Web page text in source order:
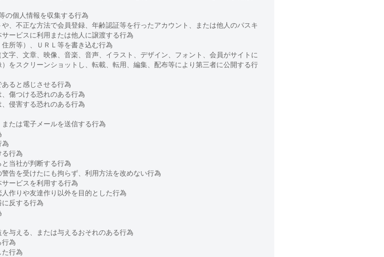
の個人情報を収集する行為
、不正な方法で会員登録、年齢認証等を行ったアカウント、または他人のパスキ
ービスに利用または他人に譲渡する行為
所等）、ＵＲＬ等を書き込む行為
字、文章、映像、音楽、音声、イラスト、デザイン、フォント、会員がサイトに
をスクリーンショットし、転載、転用、編集、配布等により第三者に公開する行
ると感じさせる行為
傷つける恐れのある行為
侵害する恐れのある行為
たは電子メールを送信する行為
為
行為
当社が判断する行為
告を受けたにも拘らず、利用方法を改めない行為
ービスを利用する行為
作りや友達作り以外を目的とした行為
に反する行為
与える、または与えるおそれのある行為
行為
た行為